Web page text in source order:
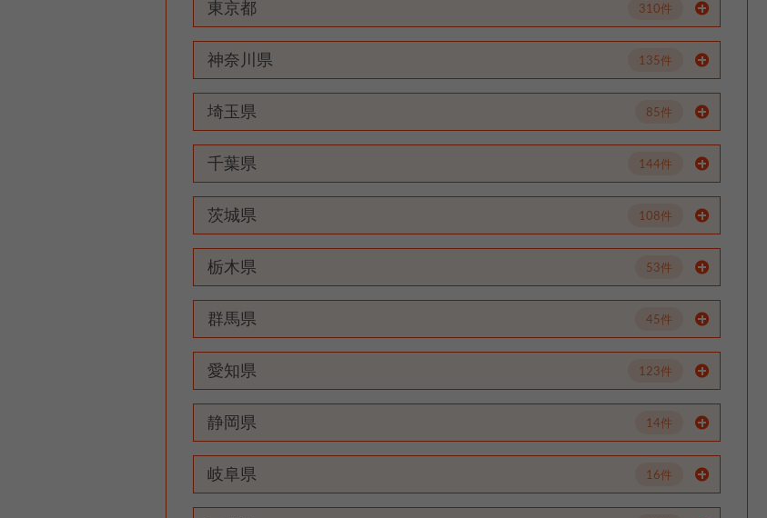
東京都 310件
神奈川県 135件
埼玉県 85件
千葉県 144件
茨城県 108件
栃木県 53件
群馬県 45件
愛知県 123件
静岡県 14件
岐阜県 16件